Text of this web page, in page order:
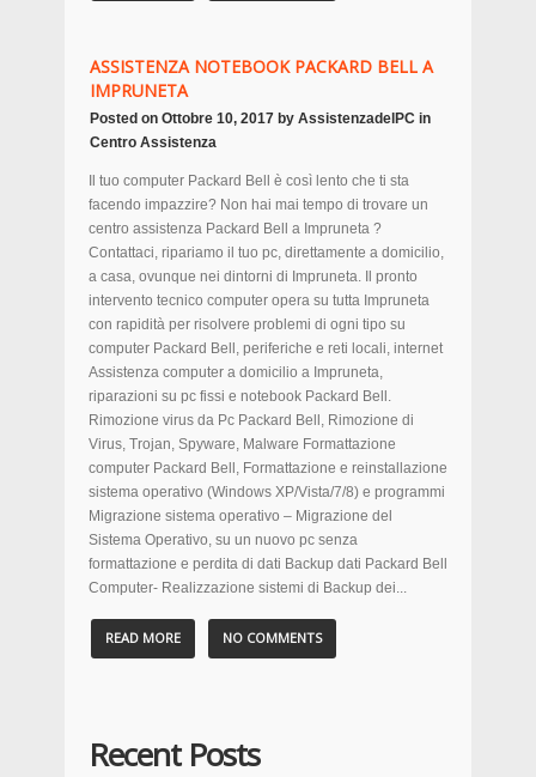
ASSISTENZA NOTEBOOK PACKARD BELL A
IMPRUNETA
Posted on Ottobre 10, 2017 by AssistenzadelPC in
Centro Assistenza
Il tuo computer Packard Bell è così lento che ti sta
facendo impazzire? Non hai mai tempo di trovare un
centro assistenza Packard Bell a Impruneta ?
Contattaci, ripariamo il tuo pc, direttamente a domicilio,
a casa, ovunque nei dintorni di Impruneta. Il pronto
intervento tecnico computer opera su tutta Impruneta
con rapidità per risolvere problemi di ogni tipo su
computer Packard Bell, periferiche e reti locali, internet
Assistenza computer a domicilio a Impruneta,
riparazioni su pc fissi e notebook Packard Bell.
Rimozione virus da Pc Packard Bell, Rimozione di
Virus, Trojan, Spyware, Malware Formattazione
computer Packard Bell, Formattazione e reinstallazione
sistema operativo (Windows XP/Vista/7/8) e programmi
Migrazione sistema operativo – Migrazione del
Sistema Operativo, su un nuovo pc senza
formattazione e perdita di dati Backup dati Packard Bell
Computer- Realizzazione sistemi di Backup dei...
READ MORE NO COMMENTS
Recent Posts